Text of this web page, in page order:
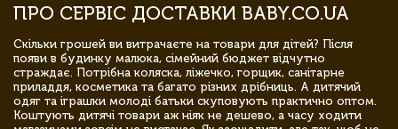
ПРО СЕРВІС ДОСТАВКИ BABY.CO.UA
Скільки грошей ви витрачаєте на товари для дітей? Після
появи в будинку малюка, сімейний бюджет відчутно
страждає. Потрібна коляска, ліжечко, горщик, санітарне
приладдя, косметика та багато різних дрібниць. А дитячий
одяг та іграшки молоді батьки скуповують практично оптом.
Коштують дитячі товари аж ніяк не дешево, а часу ходити